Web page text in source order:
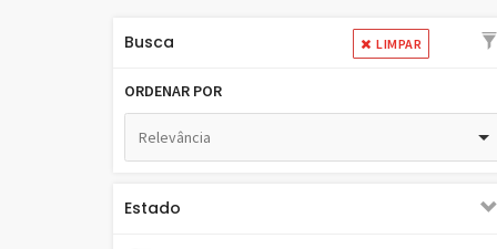
Busca LIMPAR
ORDENAR POR
Relevância
Estado